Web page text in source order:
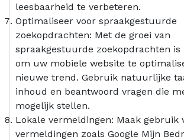
leesbaarheid te verbeteren.
Optimaliseer voor spraakgestuurde
zoekopdrachten: Met de groei van
spraakgestuurde zoekopdrachten
om uw mobiele website te
nieuwe trend. Gebruik natuurlijke
inhoud en beantwoord vragen die
mogelijk stellen.
Lokale vermeldingen: Maak gebruik
vermeldingen zoals Google Mijn